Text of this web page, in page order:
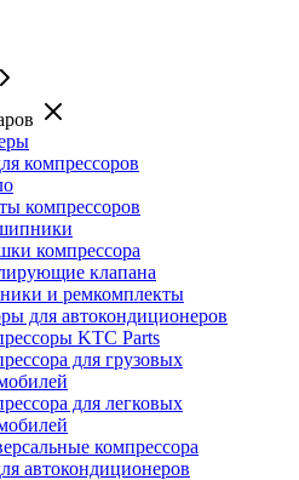
компрессоров
компрессоров
компрессора
клапана
и ремкомплекты
для автокондиционеров
KTC Parts
для грузовых
для легковых
компрессора
автокондиционеров